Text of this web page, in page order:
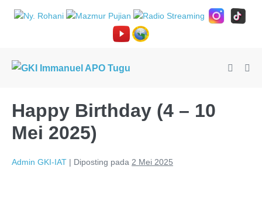
Happy Birthday (4 – 10
Mei 2025)
Admin GKI-IAT | Diposting pada 2 Mei 2025